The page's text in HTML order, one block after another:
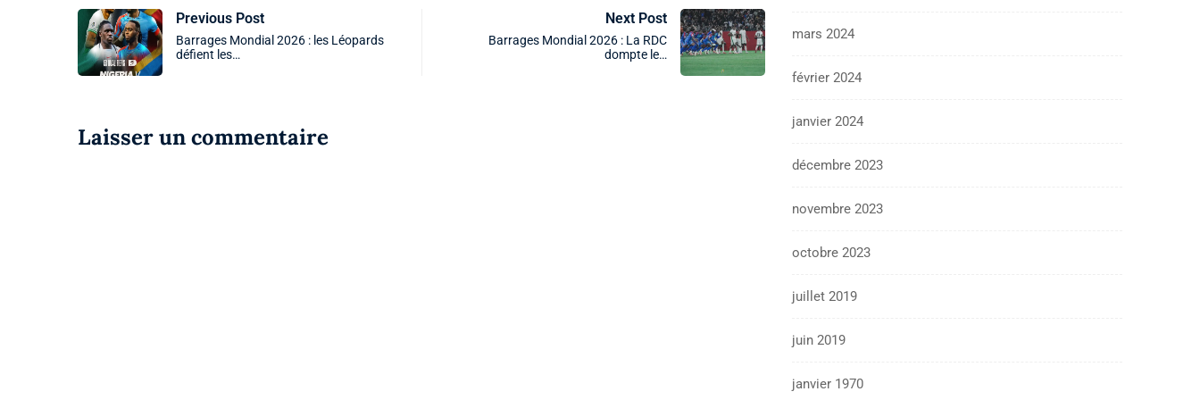
Previous Post
Barrages Mondial 2026 : les Léopards
défient les…
Next Post
Barrages Mondial 2026 : La RDC
dompte le…
Laisser un commentaire
mars 2024
février 2024
janvier 2024
décembre 2023
novembre 2023
octobre 2023
juillet 2019
juin 2019
janvier 1970